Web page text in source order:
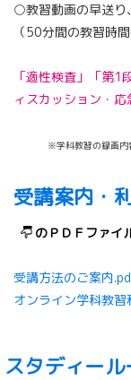
○教習動画の早送り
（50分間の教習時
「適性検査」「第1
ィスカッション・応
※学科教習の録画内
受講案内・
のＰＤＦファイ
受講方法のご案内
オンライン学科教
スタディー